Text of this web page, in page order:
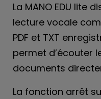
La MANO EDU lite
lecture vocale
PDF et TXT
permet d’écouter
documents
La fonction arrêt